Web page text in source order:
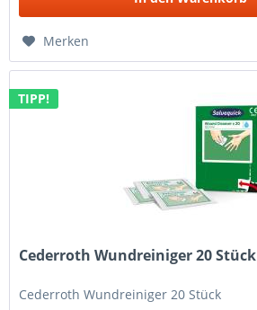
Merken
TIPP!
Cederroth Wundreiniger 20 Stück
Cederroth Wundreiniger 20 Stück